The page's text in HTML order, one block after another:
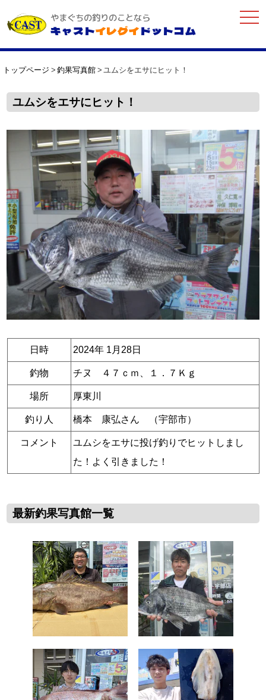
やまぐちの釣りのことなら
キャストイレグイドットコム
トップページ 釣果写真館 ユムシをエサにヒット！
ユムシをエサにヒット！
日時 2024年 1月28日
釣物 チヌ ４７ｃｍ、１．７Ｋｇ
場所 厚東川
釣り人 橋本 康弘さん （宇部市）
コメント
ユムシをエサに投げ釣りでヒットしまし
た！よく引きました！
最新釣果写真館一覧